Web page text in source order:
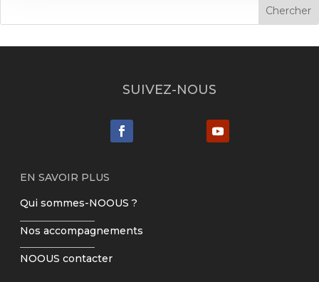
SUIVEZ-NOUS
EN SAVOIR PLUS
Qui sommes-NOOUS ?
Nos accompagnements
NOOUS contacter